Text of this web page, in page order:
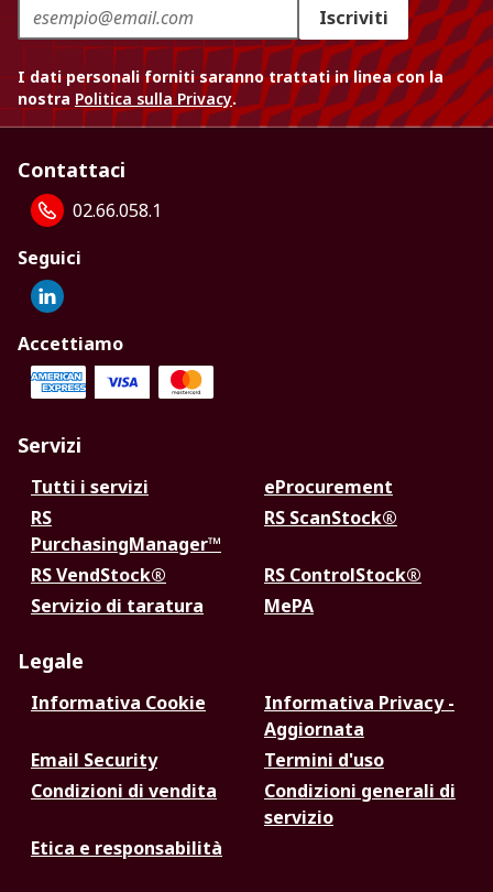
Iscriviti
I dati personali forniti saranno trattati in linea con la
nostra Politica sulla Privacy.
Contattaci
02.66.058.1
Seguici
Accettiamo
Servizi
Tutti i servizi
eProcurement
RS
PurchasingManager™
RS ScanStock®
RS VendStock®
RS ControlStock®
Servizio di taratura
MePA
Legale
Informativa Cookie
Informativa Privacy -
Aggiornata
Email Security
Termini d'uso
Condizioni di vendita
Condizioni generali di
servizio
Etica e responsabilità